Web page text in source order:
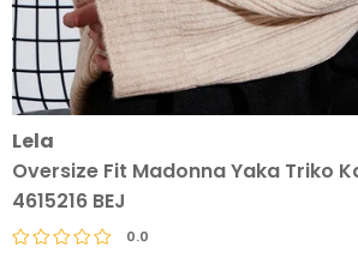
Lela
Oversize Fit Madonna Yaka Triko
4615216 BEJ
0.0